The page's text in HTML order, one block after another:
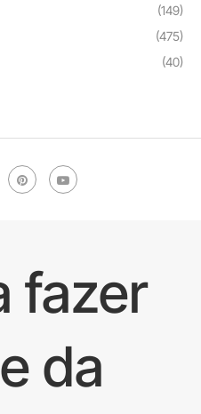
(149)
(475)
(40)
fazer
da